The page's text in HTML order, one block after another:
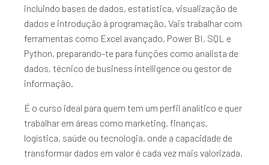
incluindo bases de dados, estatística, visualização de
dados e introdução à programação. Vais trabalhar com
ferramentas como Excel avançado, Power BI, SQL e
Python, preparando-te para funções como analista de
dados, técnico de business intelligence ou gestor de
informação.
É o curso ideal para quem tem um perfil analítico e quer
trabalhar em áreas como marketing, finanças,
logística, saúde ou tecnologia, onde a capacidade de
transformar dados em valor é cada vez mais valorizada.